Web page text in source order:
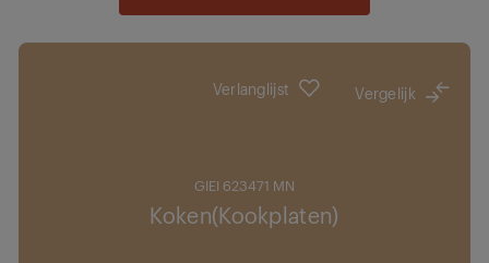
Verlanglijst Vergelijk
GIEI 623471 MN
Koken(Kookplaten)